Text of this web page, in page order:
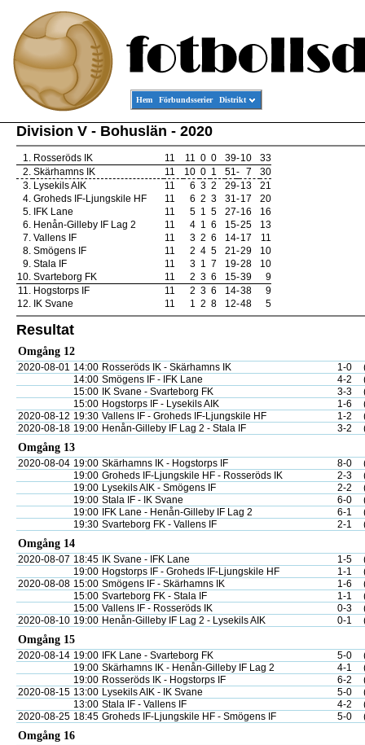
Hem Förbundsserier Distrikt
Division V - Bohuslän - 2020
1. Rosseröds IK 11 11 0 0 39-10
33
2. Skärhamns IK 11 10 0 1 51- 7
30
3. Lysekils AIK 11 6 3 2 29-13
21
4. Groheds IF-Ljungskile HF 11 6 2 3 31-17
20
5. IFK Lane 11 5 1 5 27-16
16
6. Henån-Gilleby IF Lag 2 11 4 1 6 15-25
13
7. Vallens IF 11 3 2 6 14-17
11
8. Smögens IF 11 2 4 5 21-29
10
9. Stala IF 11 3 1 7 19-28
10
10. Svarteborg FK 11 2 3 6 15-39
9
11. Hogstorps IF 11 2 3 6 14-38
9
12. IK Svane 11 1 2 8 12-48 5
Resultat
Omgång 12
2020-08-01 14:00 Rosseröds IK - Skärhamns IK 1-0
14:00 Smögens IF - IFK Lane 4-2
15:00
IK Svane - Svarteborg FK 3-3
15:00 Hogstorps IF - Lysekils AIK 1-6
2020-08-12 19:30 Vallens IF - Groheds IF-Ljungskile HF 1-2
2020-08-18 19:00 Henån-Gilleby IF Lag 2 - Stala IF 3-2
Omgång 13
2020-08-04 19:00 Skärhamns IK - Hogstorps IF 8-0
19:00 Groheds IF-Ljungskile HF - Rosseröds IK 2-3
19:00 Lysekils AIK - Smögens IF 2-2
19:00 Stala IF - IK Svane 6-0
19:00
IFK Lane - Henån-Gilleby IF Lag 2 6-1
19:30 Svarteborg FK - Vallens IF 2-1
Omgång 14
2020-08-07 18:45 IK Svane - IFK Lane 1-5
19:00 Hogstorps IF - Groheds IF-Ljungskile HF 1-1
2020-08-08 15:00 Smögens IF - Skärhamns IK 1-6
15:00 Svarteborg FK - Stala IF 1-1
15:00 Vallens IF - Rosseröds IK 0-3
2020-08-10 19:00 Henån-Gilleby IF Lag 2 - Lysekils AIK 0-1
Omgång 15
2020-08-14 19:00 IFK Lane - Svarteborg FK 5-0
19:00 Skärhamns IK - Henån-Gilleby IF Lag 2 4-1
19:00 Rosseröds IK - Hogstorps IF 6-2
2020-08-15 13:00 Lysekils AIK - IK Svane 5-0
13:00 Stala IF - Vallens IF 4-2
2020-08-25 18:45 Groheds IF-Ljungskile HF - Smögens IF 5-0
Omgång 16